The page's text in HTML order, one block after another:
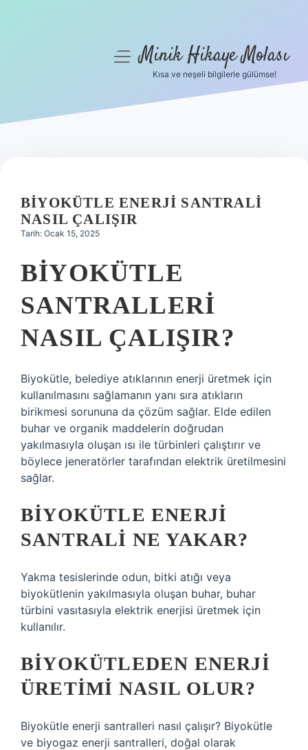
Hakkımızda
menüyüMinik Hikaye Molası
Kısa ve neşeli bilgilerle gülümse!
BIYOKÜTLE ENERJI SANTRALI
NASIL ÇALIŞIR
Tarih: Ocak 15, 2025
BIYOKÜTLE
SANTRALLERI
NASIL ÇALIŞIR?
Biyokütle, belediye atıklarının enerji üretmek için
kullanılmasını sağlamanın yanı sıra atıkların
birikmesi sorununa da çözüm sağlar. Elde edilen
buhar ve organik maddelerin doğrudan
yakılmasıyla oluşan ısı ile türbinleri çalıştırır ve
böylece jeneratörler tarafından elektrik üretilmesini
sağlar.
BIYOKÜTLE ENERJI
SANTRALI NE YAKAR?
Yakma tesislerinde odun, bitki atığı veya
biyokütlenin yakılmasıyla oluşan buhar, buhar
türbini vasıtasıyla elektrik enerjisi üretmek için
kullanılır.
BIYOKÜTLEDEN ENERJI
ÜRETIMI NASIL OLUR?
Biyokütle enerji santralleri nasıl çalışır? Biyokütle
ve biyogaz enerji santralleri, doğal olarak